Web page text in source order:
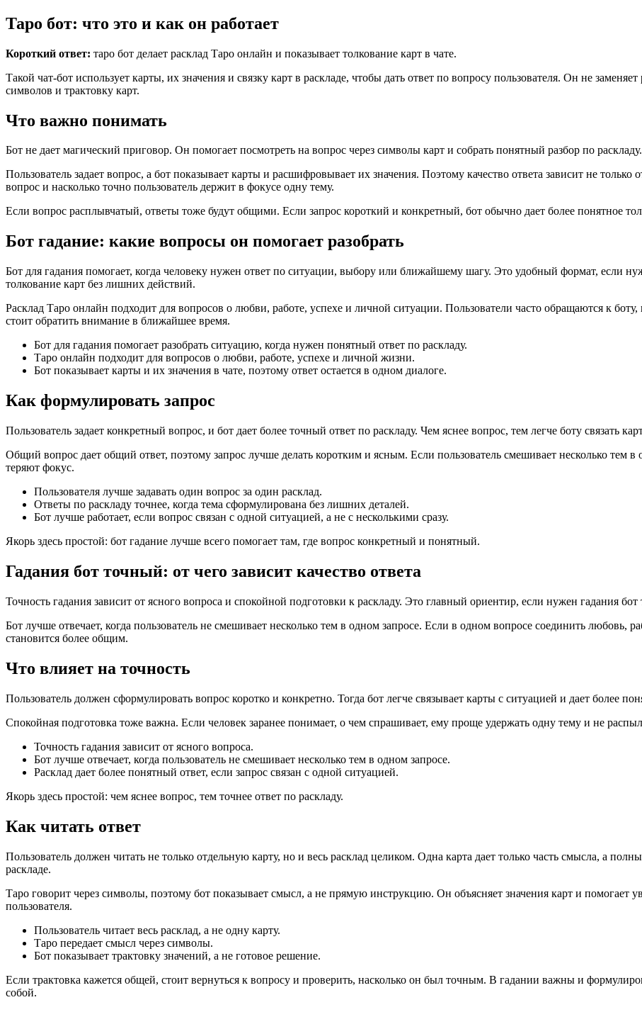
Таро бот: что это и как он работает
Короткий ответ: таро бот делает расклад Таро онлайн и показывает толкование карт в чате.
Такой чат-бот использует карты, их значения и связку карт в раскладе, чтобы дать ответ по вопросу пользователя. Он не
символов и трактовку карт.
Что важно понимать
Бот не дает магический приговор. Он помогает посмотреть на вопрос через символы карт и собрать понятный разбор по раскладу.
Пользователь задает вопрос, а бот показывает карты и расшифровывает их значения. Поэтому качество ответа зависит не только
вопрос и насколько точно пользователь держит в фокусе одну тему.
Если вопрос расплывчатый, ответы тоже будут общими. Если запрос короткий и конкретный, бот обычно дает более понятное
Бот гадание: какие вопросы он помогает разобрать
Бот для гадания помогает, когда человеку нужен ответ по ситуации, выбору или ближайшему шагу. Это удобный формат, если
толкование карт без лишних действий.
Расклад Таро онлайн подходит для вопросов о любви, работе, успехе и личной ситуации. Пользователи часто обращаются к боту,
стоит обратить внимание в ближайшее время.
Бот для гадания помогает разобрать ситуацию, когда нужен понятный ответ по раскладу.
Таро онлайн подходит для вопросов о любви, работе, успехе и личной жизни.
Бот показывает карты и их значения в чате, поэтому ответ остается в одном диалоге.
Как формулировать запрос
Пользователь задает конкретный вопрос, и бот дает более точный ответ по раскладу. Чем яснее вопрос, тем легче боту связать
Общий вопрос дает общий ответ, поэтому запрос лучше делать коротким и ясным. Если пользователь смешивает несколько тем
теряют фокус.
Пользователя лучше задавать один вопрос за один расклад.
Ответы по раскладу точнее, когда тема сформулирована без лишних деталей.
Бот лучше работает, если вопрос связан с одной ситуацией, а не с несколькими сразу.
Якорь здесь простой: бот гадание лучше всего помогает там, где вопрос конкретный и понятный.
Гадания бот точный: от чего зависит качество ответа
Точность гадания зависит от ясного вопроса и спокойной подготовки к раскладу. Это главный ориентир, если нужен гадания
Бот лучше отвечает, когда пользователь не смешивает несколько тем в одном запросе. Если в одном вопросе соединить любовь,
становится более общим.
Что влияет на точность
Пользователь должен сформулировать вопрос коротко и конкретно. Тогда бот легче связывает карты с ситуацией и дает более
Спокойная подготовка тоже важна. Если человек заранее понимает, о чем спрашивает, ему проще удержать одну тему и не
Точность гадания зависит от ясного вопроса.
Бот лучше отвечает, когда пользователь не смешивает несколько тем в одном запросе.
Расклад дает более понятный ответ, если запрос связан с одной ситуацией.
Якорь здесь простой: чем яснее вопрос, тем точнее ответ по раскладу.
Как читать ответ
Пользователь должен читать не только отдельную карту, но и весь расклад целиком. Одна карта дает только часть смысла, а
раскладе.
Таро говорит через символы, поэтому бот показывает смысл, а не прямую инструкцию. Он объясняет значения карт и помогает
пользователя.
Пользователь читает весь расклад, а не одну карту.
Таро передает смысл через символы.
Бот показывает трактовку значений, а не готовое решение.
Если трактовка кажется общей, стоит вернуться к вопросу и проверить, насколько он был точным. В гадании важны и
собой.